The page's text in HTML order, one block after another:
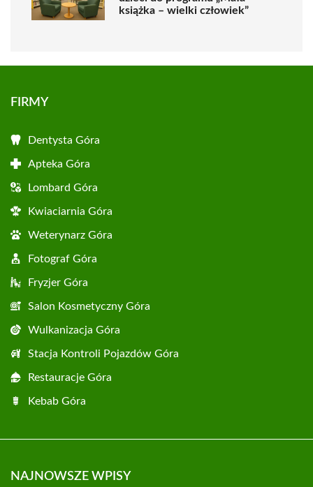
książka – wielki człowiek”
FIRMY
Dentysta Góra
Apteka Góra
Lombard Góra
Kwiaciarnia Góra
Weterynarz Góra
Fotograf Góra
Fryzjer Góra
Salon Kosmetyczny Góra
Wulkanizacja Góra
Stacja Kontroli Pojazdów Góra
Restauracje Góra
Kebab Góra
NAJNOWSZE WPISY